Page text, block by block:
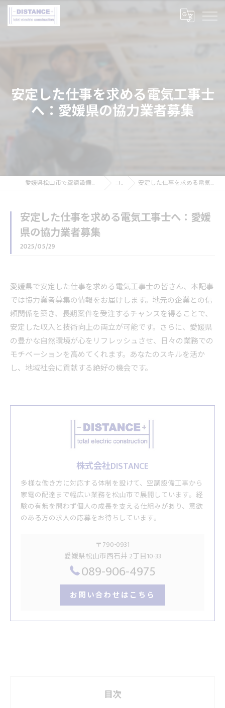
安定した仕事を求める電気工事士
へ：愛媛県の協力業者募集
愛媛県松山市で空調設備工事の求人なら株式会社DISTANCE コラム 安定した仕事を求める電気工事士へ：愛媛県の協力業者募集
安定した仕事を求める電気工事士へ：愛媛
県の協力業者募集
2025/05/29
愛媛県で安定した仕事を求める電気工事士の皆さん、本記事
では協力業者募集の情報をお届けします。地元の企業との信
頼関係を築き、長期案件を受注するチャンスを得ることで、
安定した収入と技術向上の両立が可能です。さらに、愛媛県
の豊かな自然環境が心をリフレッシュさせ、日々の業務での
モチベーションを高めてくれます。あなたのスキルを活か
し、地域社会に貢献する絶好の機会です。
株式会社DISTANCE
多様な働き方に対応する体制を設けて、空調設備工事から
家電の配達まで幅広い業務を松山市で展開しています。経
験の有無を問わず個人の成長を支える仕組みがあり、意欲
のある方の求人の応募をお待ちしています。
〒790-0931
愛媛県松山市西石井 2丁目10-33
089-906-4975
お問い合わせはこちら
目次